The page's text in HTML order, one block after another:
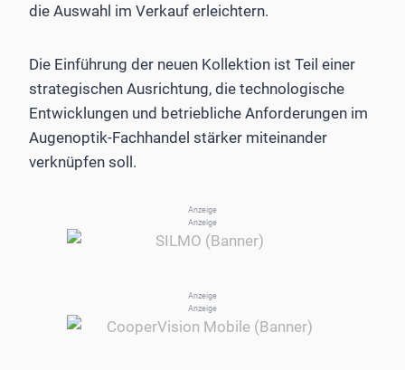
die Auswahl im Verkauf erleichtern.
Die Einführung der neuen Kollektion ist Teil einer
strategischen Ausrichtung, die technologische
Entwicklungen und betriebliche Anforderungen im
Augenoptik-Fachhandel stärker miteinander
verknüpfen soll.
Anzeige
Anzeige
Anzeige
Anzeige